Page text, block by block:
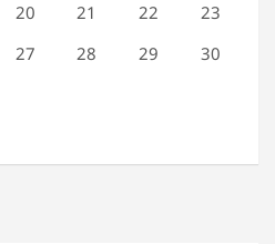
20 21 22
23
27 28 29
30